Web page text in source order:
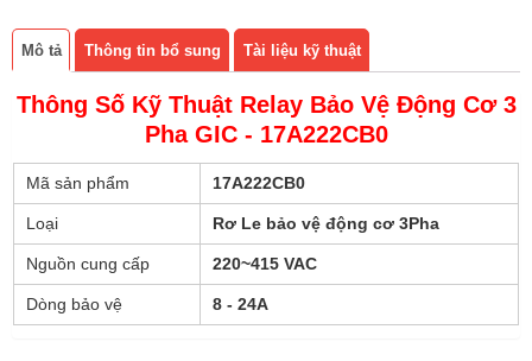
Mô tả Thông tin bổ sung Tài liệu kỹ thuật
Thông Số Kỹ Thuật Relay Bảo Vệ Động Cơ 3
Pha GIC - 17A222CB0
Mã sản phẩm 17A222CB0
Loại Rơ Le bảo vệ động cơ 3Pha
Nguồn cung cấp 220~415 VAC
Dòng bảo vệ 8 - 24A